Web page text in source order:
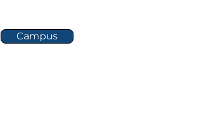
Campus